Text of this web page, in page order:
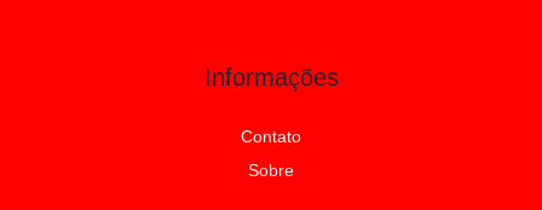
Informações
Contato
Sobre